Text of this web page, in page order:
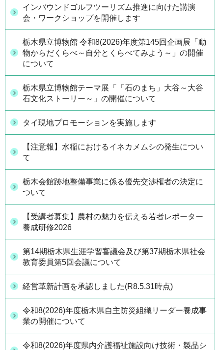
インバウンドゴルフツーリズム推進に向けた講演
会・ワークショップを開催します
栃木県立博物館 令和8(2026)年度第145回企画展「動
物からだくらべ～自分とくらべてみよう～」の開催
について
栃木県立博物館テーマ展「「石のまち」大谷～大谷
石文化ストーリー～」の開催について
タイ現地プロモーションを実施します
【注意報】水稲におけるイネカメムシの発生につい
て
栃木会館跡地整備事業に係る優先交渉権者の決定に
ついて
【受講者募集】農村の魅力を伝える若者レポーター
養成研修2026
第14期栃木県生涯学習審議会及び第37期栃木県社会
教育委員第5回会議について
経営革新計画を承認しました(R8.5.31時点)
令和8(2026)年度栃木県自主防災組織リーダー養成事
業の開催について
令和8(2026)年度県内介護福祉施設向け技術・製品シ